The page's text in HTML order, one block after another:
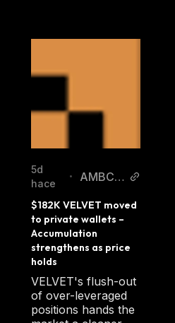
5d
hace
•
AMBCry
$182K VELVET moved
to private wallets –
Accumulation
strengthens as price
holds
VELVET's flush-out
of over-leveraged
positions hands the